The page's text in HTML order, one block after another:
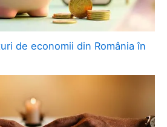
de economii din România în